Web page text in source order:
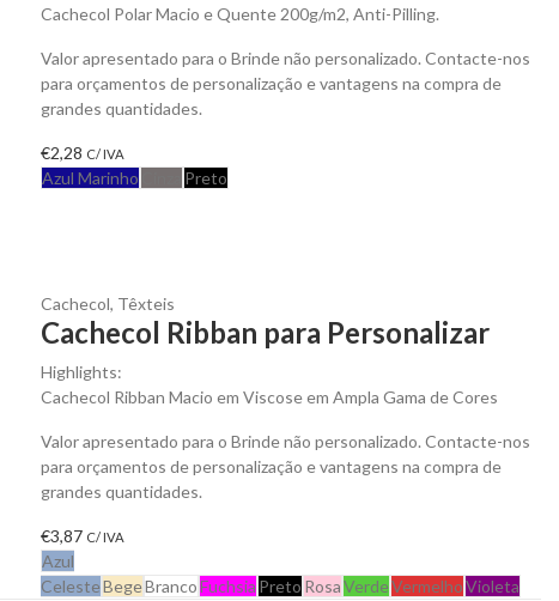
Cachecol Polar Macio e Quente 200g/m2, Anti-Pilling.
Valor apresentado para o Brinde não personalizado. Contacte-nos
para orçamentos de personalização e vantagens na compra de
grandes quantidades.
€2,28 C/ IVA
Azul Marinho Preto
Cachecol, Têxteis
Cachecol Ribban para Personalizar
Highlights:
Cachecol Ribban Macio em Viscose em Ampla Gama de Cores
Valor apresentado para o Brinde não personalizado. Contacte-nos
para orçamentos de personalização e vantagens na compra de
grandes quantidades.
€3,87 C/ IVA
Azul
CelesteBegeBrancoFuchsia Preto RosaVerdeVermelhoVioleta